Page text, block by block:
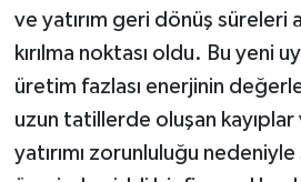
ve yatırım geri dönüş süreleri
kırılma noktası oldu. Bu yeni
üretim fazlası enerjinin
uzun tatillerde oluşan
yatırımı zorunluluğu